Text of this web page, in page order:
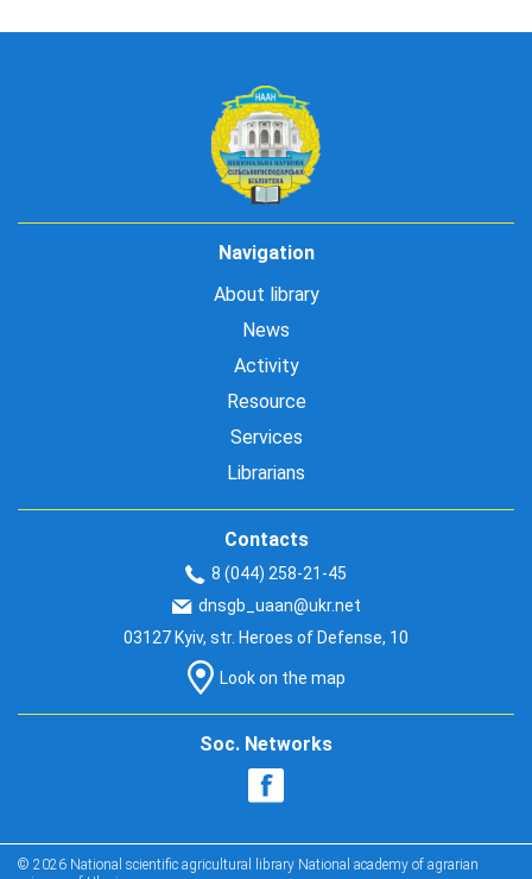
Navigation
About library
News
Activity
Resource
Services
Librarians
Contacts
8 (044) 258-21-45
dnsgb_uaan@ukr.net
03127 Kyiv, str. Heroes of Defense, 10
Look on the map
Soc. Networks
© 2026 National scientific agricultural library National academy of agrarian